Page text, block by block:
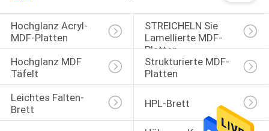
Hochglanz Acryl-
MDF-Platten
STREICHELN Sie
Lamellierte MDF-
Platten
Hochglanz MDF
Täfelt
Strukturierte MDF-
Platten
Leichtes Falten-
Brett
HPL-Brett